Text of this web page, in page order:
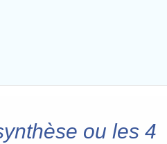
ou les 4